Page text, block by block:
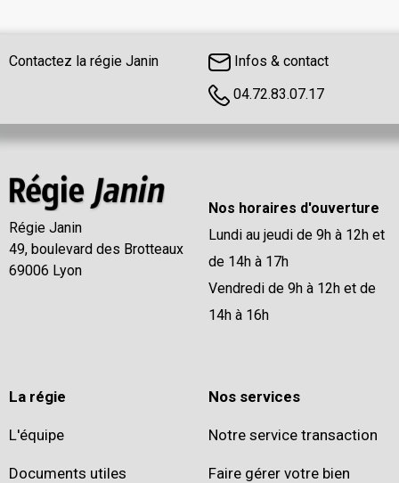
Contactez la régie Janin
Infos & contact
04.72.83.07.17
Régie Janin
49, boulevard des Brotteaux
69006 Lyon
Nos horaires d'ouverture
Lundi au jeudi de 9h à 12h et
de 14h à 17h
Vendredi de 9h à 12h et de
14h à 16h
La régie
L'équipe
Documents utiles
Nos services
Notre service transaction
Faire gérer votre bien